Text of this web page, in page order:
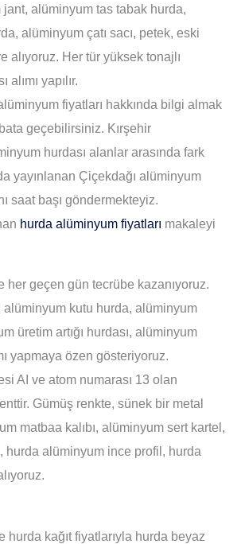
alüminyum tas tabak hurda,
alüminyum çatı sacı, petek, eski
alıyoruz. Her tür yüksek tonajlı
yapılır.
fiyatları hakkında bilgi almak
geçebilirsiniz. Kırşehir
hurdası alanlar arasında fark
yayınlanan Çiçekdağı alüminyum
saat başı göndermekteyiz.
hurda alüminyum fiyatları makaleyi
her geçen gün tecrübe kazanıyoruz.
alüminyum kutu hurda, alüminyum
üretim artığı hurdası, alüminyum
yapmaya özen gösteriyoruz.
AI ve atom numarası 13 olan
Gümüş renkte, sünek bir metal
matbaa kalıbı, alüminyum sert kartel,
hurda alüminyum ince profil, hurda
hurda kağıt fiyatlarıyla hurda beyaz